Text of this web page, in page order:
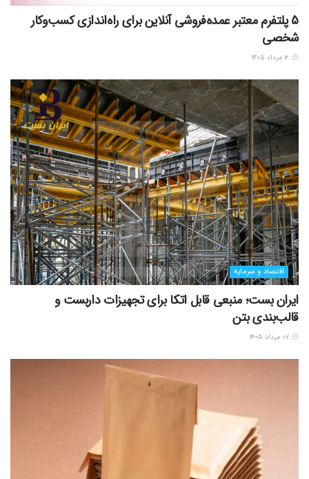
5 پلتفرم معتبر عمده‌فروشی آنلاین برای راه‌اندازی کسب‌وکار
شخصی
اقتصاد و سرمایه
ایران بست؛ منبعی قابل اتکا برای تجهیزات داربست و
قالب‌بندی بتن